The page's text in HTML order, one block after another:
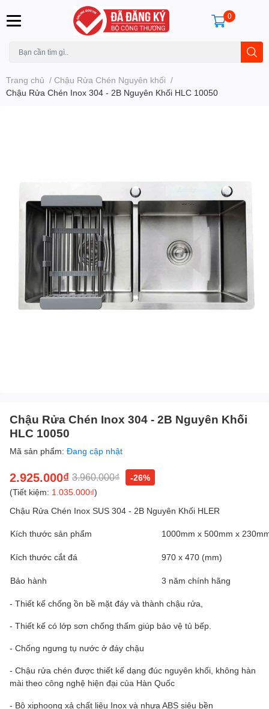
0
Trang chủ / Chậu Rửa Chén Nguyên khối /
Chậu Rửa Chén Inox 304 - 2B Nguyên Khối HLC 10050
Chậu Rửa Chén Inox 304 - 2B Nguyên Khối
HLC 10050
Mã sản phẩm: Đang cập nhật
2.925.000₫ 3.960.000₫
-26%
(Tiết kiệm: 1.035.000₫)
Chậu Rửa Chén Inox SUS 304 - 2B Nguyên Khối HLER
Kích thước sản phẩm 1000mm x 500mm x
Kích thước cắt đá 970 x 470 (mm)
Bảo hành 3 năm chính hãng
- Thiết kế chống ồn bề mặt đáy và thành chậu rửa,
- Thiết kế có lớp sơn chống thấm giúp bảo vệ tủ bếp.
- Chống ngưng tụ nước ở đáy chậu
- Chậu rửa chén được thiết kế dạng đúc nguyên khối, không hàn
mài theo công nghệ hiện đại của Hàn Quốc
- Bộ xiphoong xả chất liệu Inox và nhựa ABS siêu bền